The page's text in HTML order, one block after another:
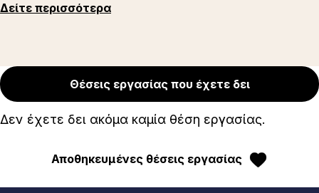
Δείτε περισσότερα
Θέσεις εργασίας που έχετε δει
Δεν έχετε δει ακόμα καμία θέση εργασίας.
Αποθηκευμένες θέσεις εργασίας